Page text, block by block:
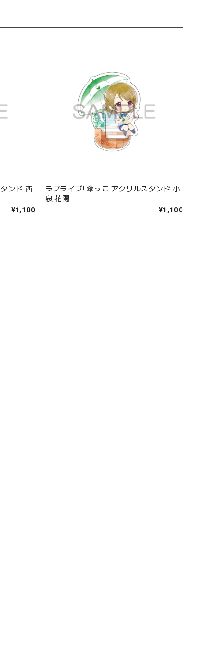
ンド 西
¥1,100
ラブライブ! 傘っこ アクリルスタンド 小
泉 花陽
¥1,100